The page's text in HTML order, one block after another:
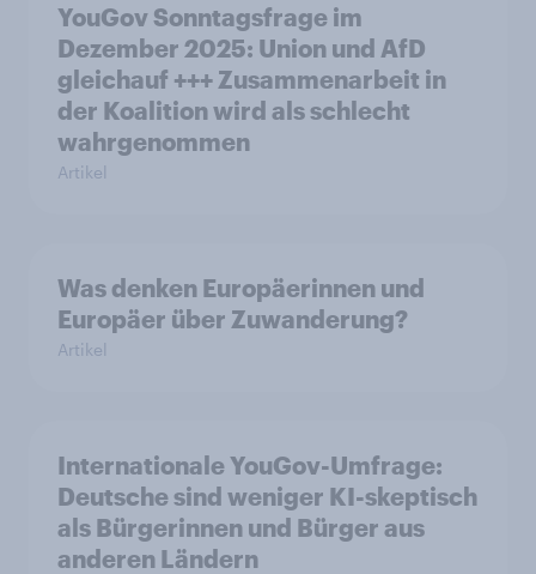
YouGov Sonntagsfrage im
Dezember 2025: Union und AfD
gleichauf +++ Zusammenarbeit in
der Koalition wird als schlecht
wahrgenommen
Artikel
Was denken Europäerinnen und
Europäer über Zuwanderung?
Artikel
Internationale YouGov-Umfrage:
Deutsche sind weniger KI-skeptisch
als Bürgerinnen und Bürger aus
anderen Ländern